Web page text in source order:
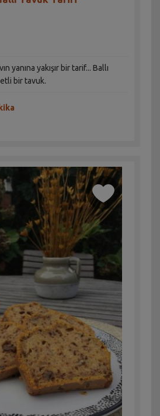
yanına yakışır bir tarif... Ballı
bir tavuk.